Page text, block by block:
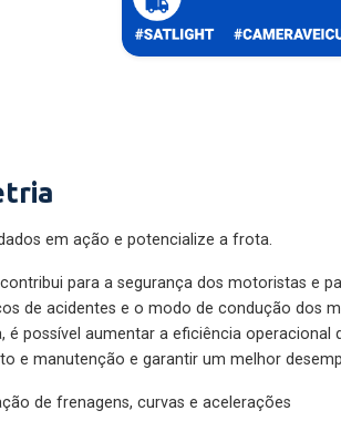
em ação e potencialize a frota.
para a segurança dos motoristas e
de acidentes e o modo de condução dos
é possível aumentar a eficiência
e manutenção e garantir um melhor
de frenagens, curvas e acelerações